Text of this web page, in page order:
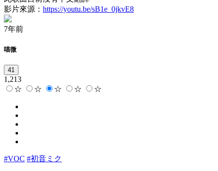
影片來源： https://youtu.be/sB1e_0jkvE8
7年前
喵微
41
1,213
☆
☆ ☆ ☆ ☆
#VOC #初音ミク